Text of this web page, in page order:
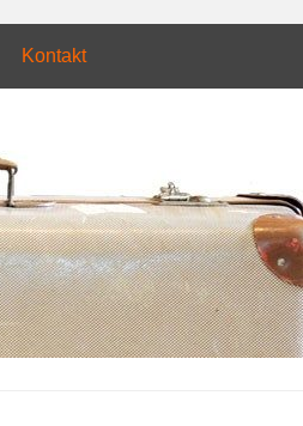
Kontakt